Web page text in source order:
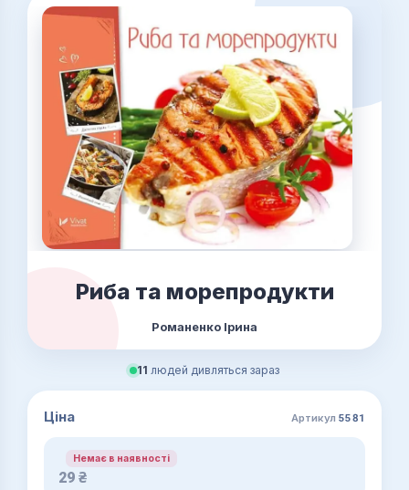
Риба та морепродукти
Романенко Ірина
11 людей дивляться зараз
Ціна Артикул5581
Немає в наявності
29 ₴